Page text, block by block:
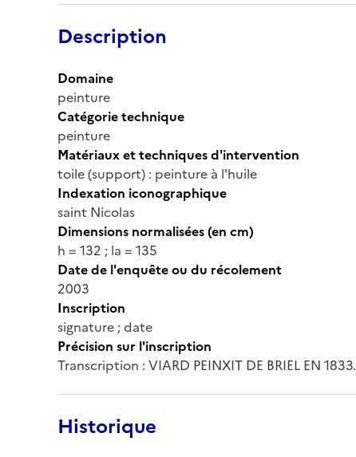
Description
Domaine
peinture
Catégorie technique
peinture
Matériaux et techniques d'intervention
toile (support) : peinture à l'huile
Indexation iconographique
saint Nicolas
Dimensions normalisées (en cm)
h = 132 ; la = 135
Date de l'enquête ou du récolement
2003
Inscription
signature ; date
Précision sur l'inscription
Transcription : VIARD PEINXIT DE BRIEL EN 1833.
Historique